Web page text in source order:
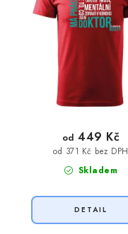
Skladem
od 371 Kč bez DPH
od 449 Kč